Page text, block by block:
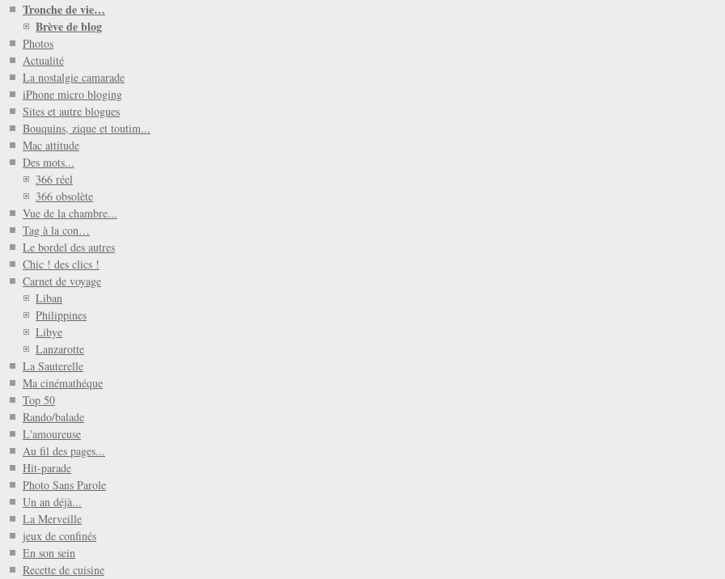
Tronche de vie…
Brève de blog
Photos
Actualité
La nostalgie camarade
iPhone micro bloging
Sites et autre blogues
Bouquins, zique et toutim...
Mac attitude
Des mots...
366 réel
366 obsolète
Vue de la chambre...
Tag à la con…
Le bordel des autres
Chic ! des clics !
Carnet de voyage
Liban
Philippines
Libye
Lanzarotte
La Sauterelle
Ma cinémathéque
Top 50
Rando/balade
L'amoureuse
Au fil des pages...
Hit-parade
Photo Sans Parole
Un an déjà...
La Merveille
jeux de confinés
En son sein
Recette de cuisine